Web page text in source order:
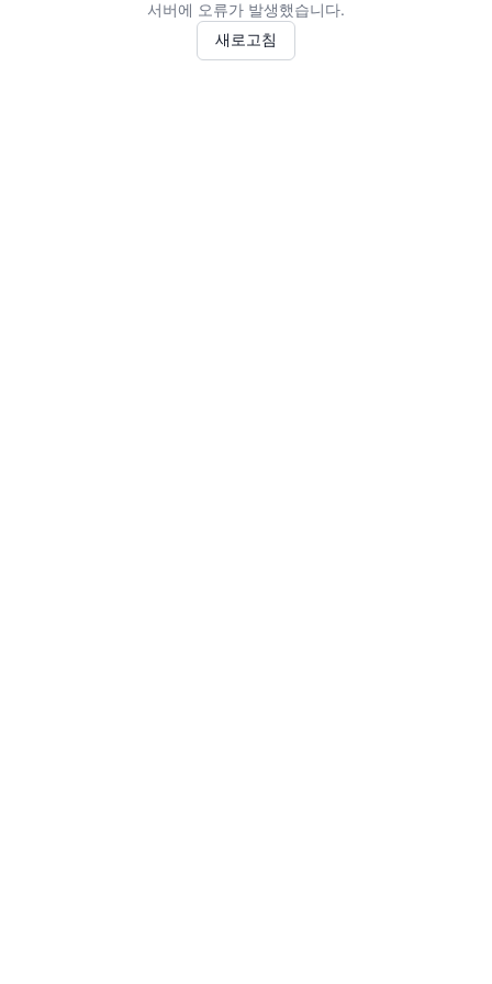
서버에 오류가 발생했습니다.
새로고침